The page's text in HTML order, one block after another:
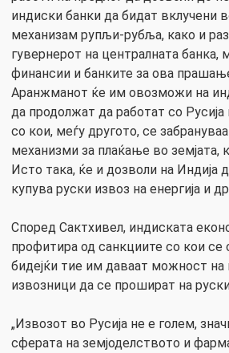
индиски банки да бидат вклучени
механизам рупљи-рубља, како и
гувернерот на централната банка,
финансии и банките за ова
Аранжманот ќе им овозможи на
да продолжат да работат со Русија
со кои, меѓу другото, се
механизми за плаќање во земјата,
Исто така, ќе и дозволи на Индија
купува руски извоз на енергија и
Според Сактхивел, индиската
профитира од санкциите со кои се
бидејќи тие им даваат можност на
извозници да се прошират на
„Извозот во Русија не е голем,
сферата на земјоделството и